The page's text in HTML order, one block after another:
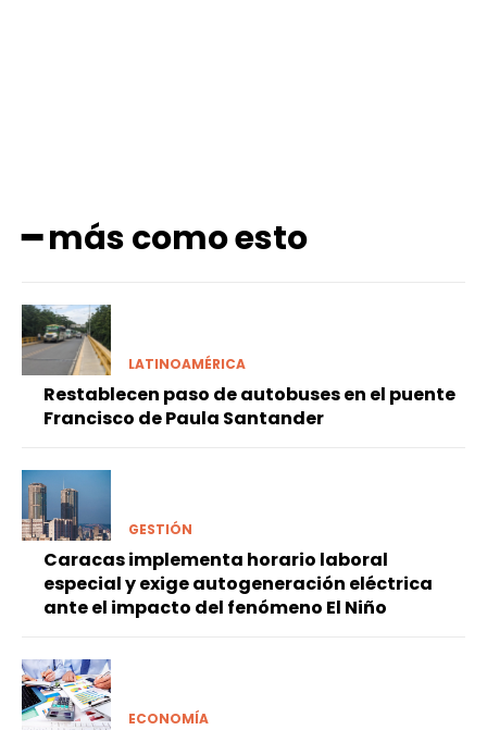
━ más como esto
LATINOAMÉRICA
Restablecen paso de autobuses en el puente
Francisco de Paula Santander
GESTIÓN
Caracas implementa horario laboral
especial y exige autogeneración eléctrica
ante el impacto del fenómeno El Niño
ECONOMÍA